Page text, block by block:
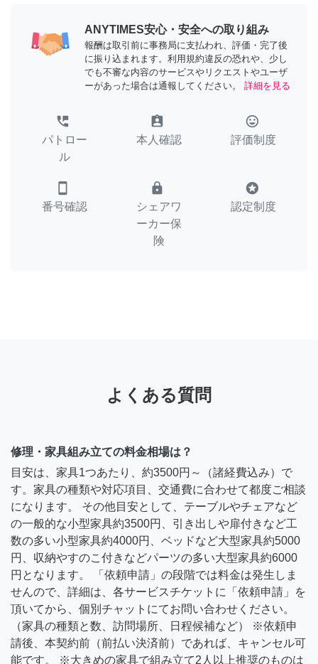
ANYTIMES安心・安全への取り組み
報酬は取引前に事務局に支払われ、評価・完了後
に振り込まれます。利用規約違反の恐れや、少し
でも不審な内容のサービスやリクエストやユーザ
ーがあった場合は通報してください。
詳細を見る
perm_phone_msg
パトロー
ル
assignment_ind
本人確認
tag_faces
評価制度
smartphone
番号確認
lock
シェアワ
ーカー保
険
stars
認定制度
よくある質問
修理・家具組み立ての料金相場は？
目安は、家具1つあたり、約3500円～（諸経費込み）で
す。家具の種類や対応項目、交通費に合わせて都度ご相談
になります。 その他目安として、テーブルやチェアなど
の一般的な小型家具約3500円、引き出しや扉付きなど工
数の多い小型家具約4000円、ベッドなど大型家具約5000
円、収納やすのこ付きなどパーツの多い大型家具約6000
円となります。 「依頼申請」の段階では料金は発生しま
せんので、詳細は、各サービスチケットに「依頼申請」を
頂いてから、個別チャットにてお問い合わせください。
（家具の種類と数、訪問場所、日程候補など） ※依頼申
請後、本契約前（前払い決済前）であれば、キャンセル可
能です。 ※大きめの家具で組み立て2人以上推奨のものは